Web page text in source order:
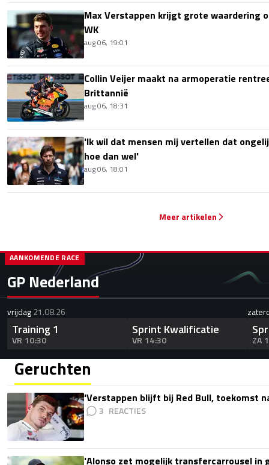
Max Verstappen krijgt grote waardering
WK
aug 06, 19:01
Collin Veijer maakt na armoperatie
Brittannië
aug 06, 18:31
'Ik wil dat mensen mij vertellen dat
hoe dan wel'
aug 06, 18:01
Meer artikelen
GP Nederland
AANKOMENDE RACE
vrijdag21.08.26
Training 1
VR 10:30
Sprint Kwalificatie
VR 14:30 ZA
Geruchten
'Verstappen blijft bij Red Bull, toekomst
3
'Alonso zet mogelijk transfercarrousel in